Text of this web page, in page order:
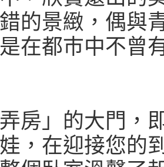
的景緻，偶與
在都巿中不曾
房」的大門，
，在迎接您的